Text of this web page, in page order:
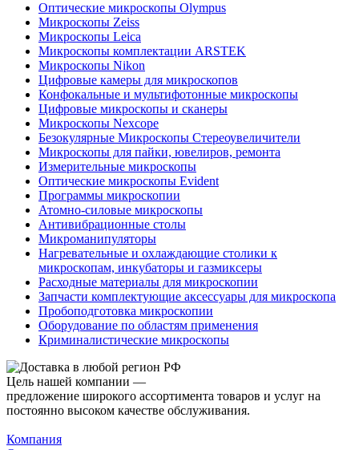
Оптические микроскопы Olympus
Микроскопы Zeiss
Микроскопы Leica
Микроскопы комплектации ARSTEK
Микроскопы Nikon
Цифровые камеры для микроскопов
Конфокальные и мультифотонные микроскопы
Цифровые микроскопы и сканеры
Микроскопы Nexcope
Безокулярные Микроскопы Стереоувеличители
Микроскопы для пайки, ювелиров, ремонта
Измерительные микроскопы
Оптические микроскопы Evident
Программы микроскопии
Атомно-силовые микроскопы
Антивибрационные столы
Микроманипуляторы
Нагревательные и охлаждающие столики к
микроскопам, инкубаторы и газмиксеры
Расходные материалы для микроскопии
Запчасти комплектующие аксессуары для микроскопа
Пробоподготовка микроскопии
Оборудование по областям применения
Криминалистические микроскопы
Цель нашей компании —
предложение широкого ассортимента товаров и услуг на
постоянно высоком качестве обслуживания.
Компания